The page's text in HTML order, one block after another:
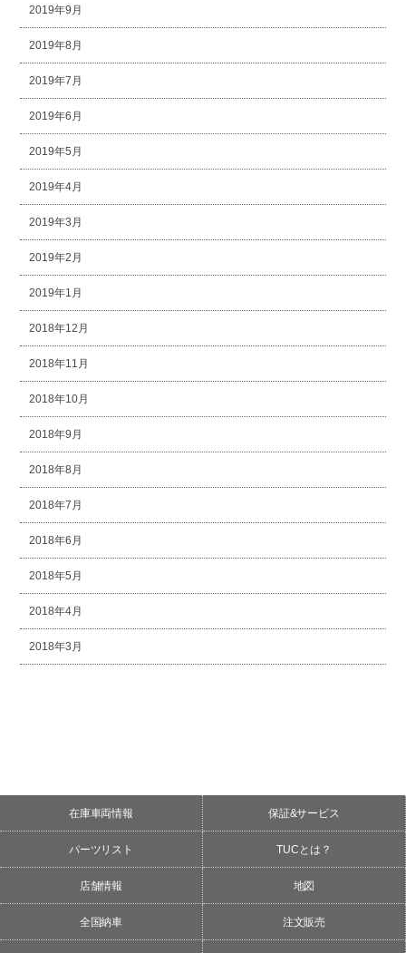
2019年9月
2019年8月
2019年7月
2019年6月
2019年5月
2019年4月
2019年3月
2019年2月
2019年1月
2018年12月
2018年11月
2018年10月
2018年9月
2018年8月
2018年7月
2018年6月
2018年5月
2018年4月
2018年3月
在庫車両情報 保証&サービス
パーツリスト TUCとは？
店舗情報 地図
全国納車 注文販売